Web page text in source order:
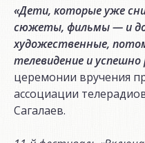
«Дети, которые уже
сюжеты, фильмы — и
художественные,
телевидение и
церемонии вручения
ассоциации
Сагалаев.